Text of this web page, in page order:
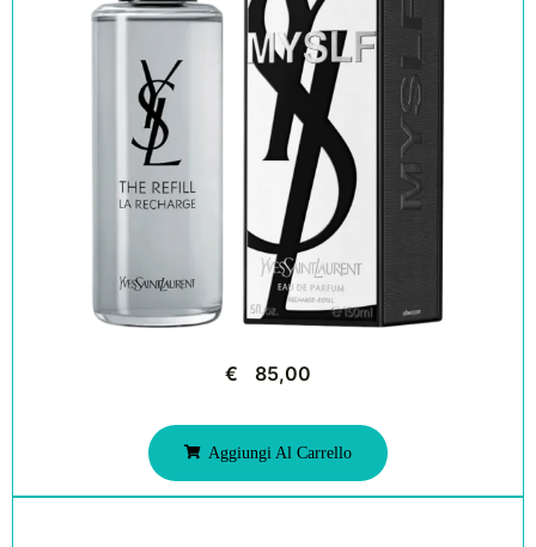
€ 85,00
Aggiungi Al Carrello